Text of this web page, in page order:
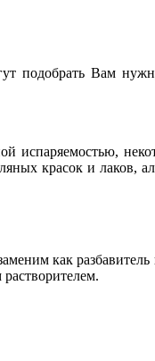
подобрать Вам
испаряемостью,
красок и лаков,
как